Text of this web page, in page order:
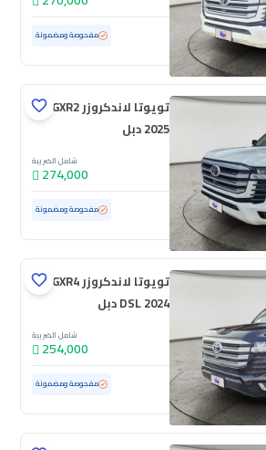
مفحوصة ومضمونة
تويوتا لاندكروزر GXR2
2025 دبل
شامل الضريبة
274,000
ممشى قليل مفحوصة ومضمونة
تويوتا لاندكروزر GXR4
DSL 2024 دبل
شامل الضريبة
254,000
مفحوصة ومضمونة